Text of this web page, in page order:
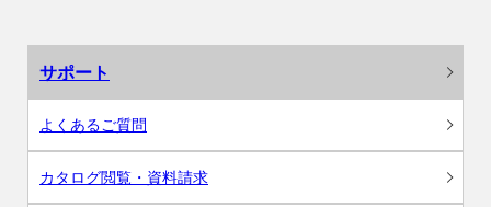
サポート
よくあるご質問
カタログ閲覧・資料請求